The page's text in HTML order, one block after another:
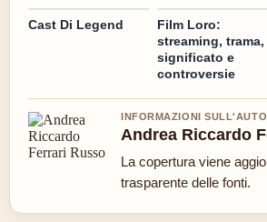
Cast Di Legend
Film Loro:
streaming, trama,
significato e
controversie
INFORMAZIONI
Andrea Riccardo
La copertura viene
trasparente delle fonti.